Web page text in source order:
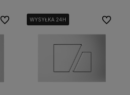
Do ulubionychWYSYŁKA 24H
WYSYŁKA 24H
WYSYŁKA 24H Do